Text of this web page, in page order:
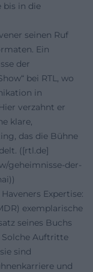
bis in die
seinen Ruf
Ein
der
bei RTL, wo
in
verzahnt er
klare,
das die Bühne
([rtl.de]
geheimnisse-der-
Expertise:
exemplarische
seines Buchs
Solche Auftritte
sind
und